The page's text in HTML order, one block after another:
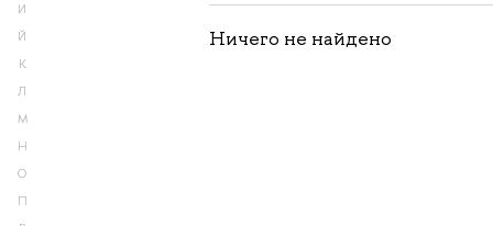
И
Й
К
Л
М
Н
О
П
Ничего не найдено